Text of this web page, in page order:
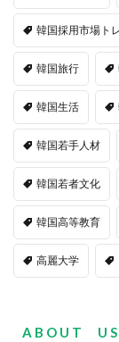
韓国採用市場ト
韓国旅行
韓国生活
韓国若手人材
韓国若者文化
韓国高等教育
高麗大学
A B O U T U S